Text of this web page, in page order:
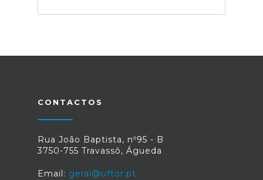
CONTACTOS
Rua João Baptista, nº95 - B
3750-755 Travassô, Águeda
Email: geral@uftor.pt